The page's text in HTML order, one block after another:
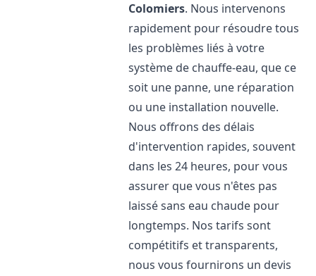
Colomiers. Nous intervenons
rapidement pour résoudre tous
les problèmes liés à votre
système de chauffe-eau, que ce
soit une panne, une réparation
ou une installation nouvelle.
Nous offrons des délais
d'intervention rapides, souvent
dans les 24 heures, pour vous
assurer que vous n'êtes pas
laissé sans eau chaude pour
longtemps. Nos tarifs sont
compétitifs et transparents,
nous vous fournirons un devis